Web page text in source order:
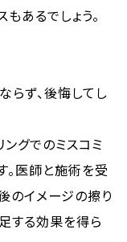
あるでしょう。
らず、後悔してし
グでのミスコミ
。医師と施術を受
のイメージの擦り
する効果を得ら